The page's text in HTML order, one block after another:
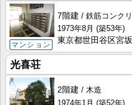
マンション
7階建
鉄筋コンク
1973年8月 (築53年)
東京都世田谷区宮
光喜荘
2階建
木造
1974年1月 (築52年)